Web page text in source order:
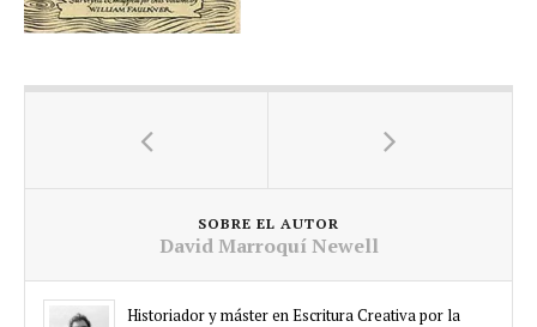
SOBRE EL AUTOR
David Marroquí Newell
Historiador y máster en Escritura Creativa por la